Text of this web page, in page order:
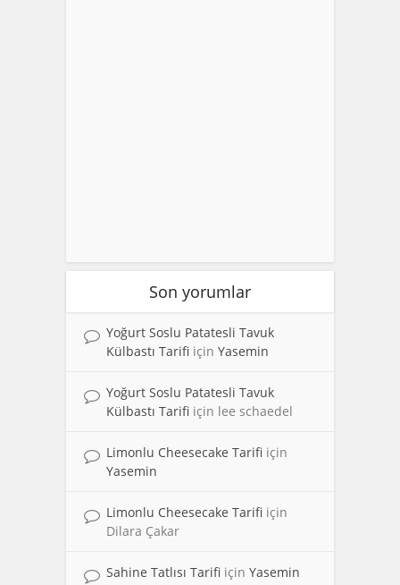
Son yorumlar
Yoğurt Soslu Patatesli Tavuk
Külbastı Tarifi için Yasemin
Yoğurt Soslu Patatesli Tavuk
Külbastı Tarifi için lee schaedel
Limonlu Cheesecake Tarifi için
Yasemin
Limonlu Cheesecake Tarifi için
Dilara Çakar
Sahine Tatlısı Tarifi için Yasemin